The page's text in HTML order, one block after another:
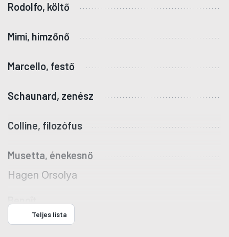
Rodolfo, költő
Mimi, hímzőnő
Marcello, festő
Schaunard, zenész
Colline, filozófus
Musetta, énekesnő
Hagen Orsolya
Takács Zoltán
Teljes lista